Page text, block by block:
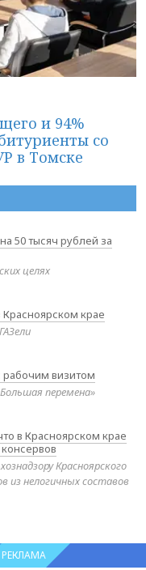
и 94%
со
в Томске
50 тысяч рублей за
целях
крае
рабочим визитом
перемена»
в Красноярском крае
Красноярского
из нелогичных составов
РЕКЛАМА